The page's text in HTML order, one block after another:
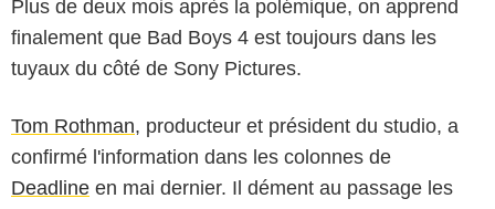
Plus de deux mois après la polémique, on apprend
finalement que Bad Boys 4 est toujours dans les
tuyaux du côté de Sony Pictures.
Tom Rothman, producteur et président du studio, a
confirmé l'information dans les colonnes de
Deadline en mai dernier. Il dément au passage les